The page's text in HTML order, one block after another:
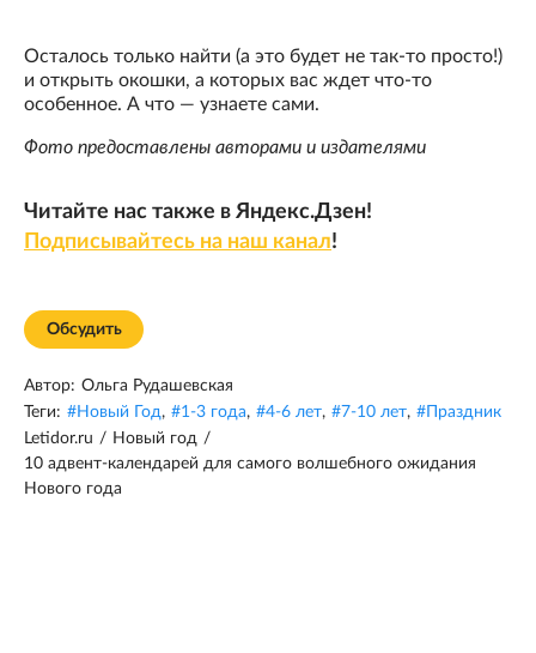
Осталось только найти (а это будет не так-то просто!)
и открыть окошки, а которых вас ждет что-то
особенное. А что — узнаете сами.
Фото предоставлены авторами и издателями
Читайте нас также в Яндекс.Дзен!
Подписывайтесь на наш канал!
Обсудить
Автор: Ольга Рудашевская
Теги: #Новый Год, #1-3 года, #4-6 лет, #7-10 лет, # Праздник
Letidor.ru / Новый год /
10 адвент-календарей для самого волшебного ожидания
Нового года